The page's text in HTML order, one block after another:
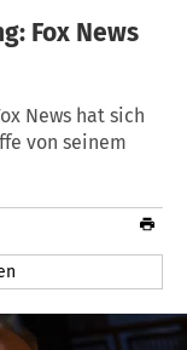
Fox News
News hat sich
von seinem